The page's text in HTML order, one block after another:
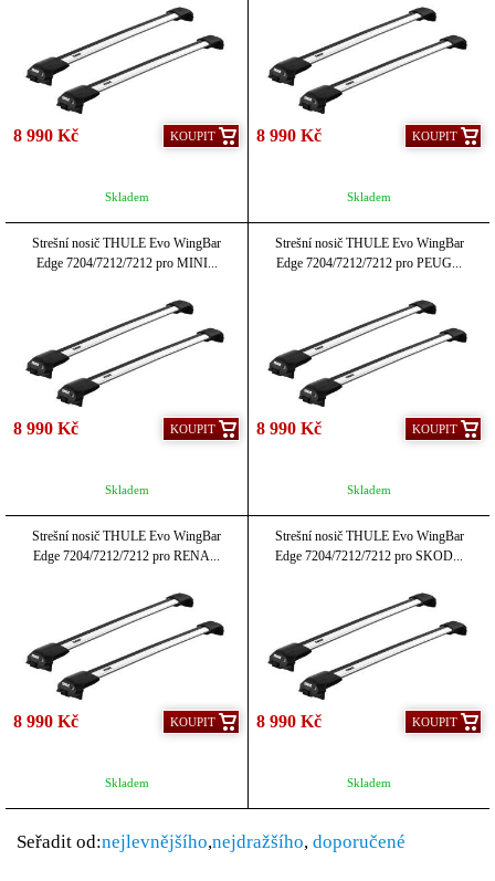
8 990 Kč KOUPIT
Skladem
8 990 Kč KOUPIT
Skladem
Strešní nosič THULE Evo WingBar
Edge 7204/7212/7212 pro MINI...
8 990 Kč KOUPIT
Skladem
Strešní nosič THULE Evo WingBar
Edge 7204/7212/7212 pro PEUG...
8 990 Kč KOUPIT
Skladem
Strešní nosič THULE Evo WingBar
Edge 7204/7212/7212 pro RENA...
8 990 Kč KOUPIT
Skladem
Strešní nosič THULE Evo WingBar
Edge 7204/7212/7212 pro SKOD...
8 990 Kč KOUPIT
Skladem
Seřadit od:nejlevnějšího,nejdražšího, doporučené